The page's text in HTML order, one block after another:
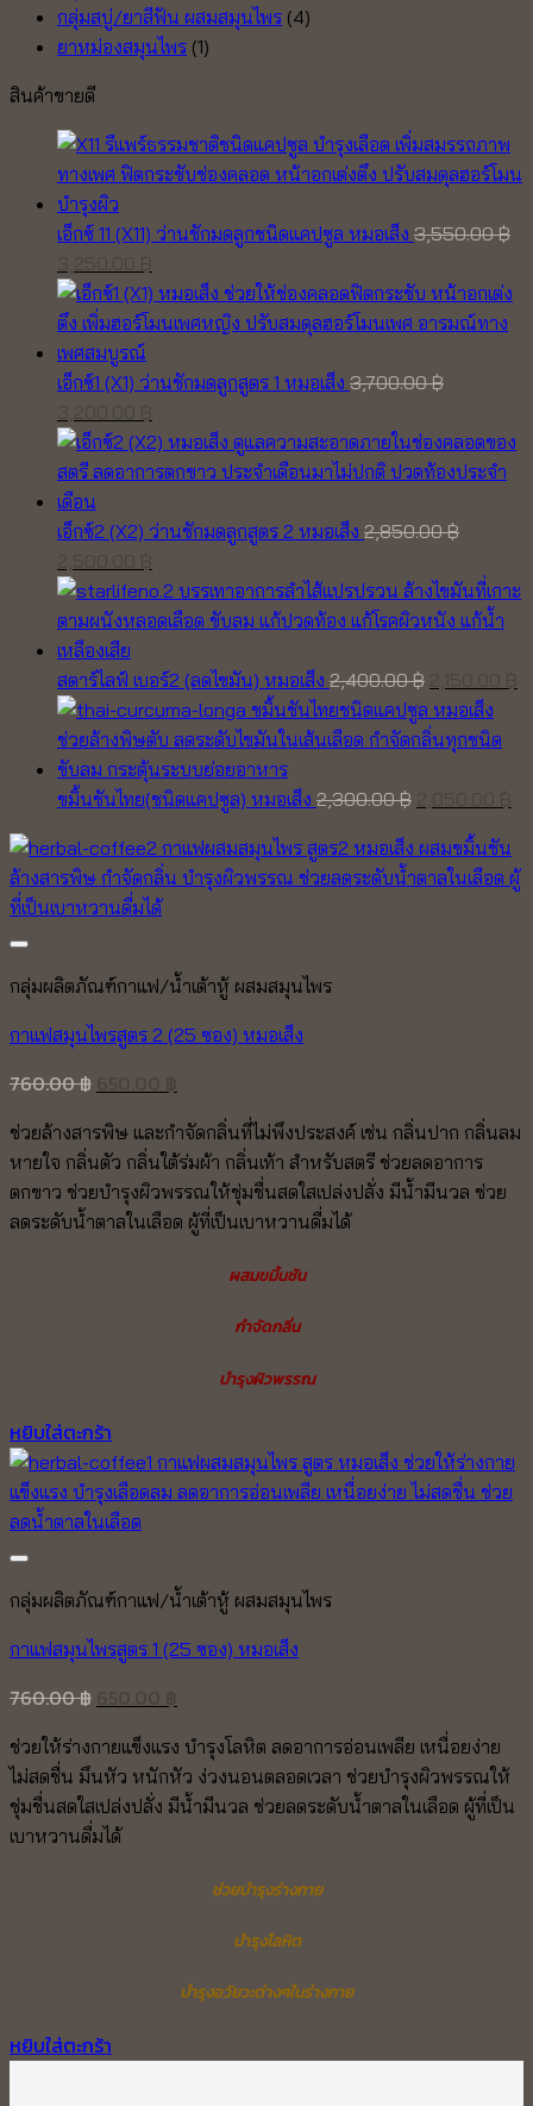
กลุ่มสบู่/ยาสีฟัน ผสมสมุนไพร (4)
ยาหม่องสมุนไพร (1)
สินค้าขายดี
เอ็กซ์ 11 (X11) ว่านชักมดลูกชนิดแคปซูล หมอเส็ง 3,550.00฿
price
was:
3,550.00 ฿.
price
is:
เอ็กซ์1 (X1) ว่านชักมดลูกสูตร 1 หมอเส็ง 3,700.00฿
price
was:
3,700.00 ฿.
price
is:
เอ็กซ์2 (X2) ว่านชักมดลูกสูตร 2 หมอเส็ง 2,850.00฿
price
was:
2,850.00 ฿.
price
is:
สตาร์ไลฟ์ เบอร์2 (ลดไขมัน) หมอเส็ง 2,400.00฿
price
was:
ขมิ้นชันไทย(ชนิดแคปซูล) หมอเส็ง 2,300.00฿
was:
2,300.00 ฿.
is:
กลุ่มผลิตภัณฑ์กาแฟ/น้ำเต้าหู้ ผสมสมุนไพร
กาแฟสมุนไพรสูตร 2 (25 ซอง) หมอเส็ง
760.00฿
was:
760.00 ฿.
is:
650.00 ฿.
ช่วยล้างสารพิษ และกำจัดกลิ่นที่ไม่พึงประสงค์ เช่น กลิ่นปาก กลิ่นลม
หายใจ กลิ่นตัว กลิ่นใต้ร่มผ้า กลิ่นเท้า สำหรับสตรี ช่วยลดอาการ
ตกขาว ช่วยบำรุงผิวพรรณให้ชุ่มชื่นสดใสเปล่งปลั่ง มีน้ำมีนวล ช่วย
ลดระดับน้ำตาลในเลือด ผู้ที่เป็นเบาหวานดื่มได้
ผสมขมิ้นชัน
กำจัดกลิ่น
บำรุงผิวพรรณ
หยิบใส่ตะกร้า
กลุ่มผลิตภัณฑ์กาแฟ/น้ำเต้าหู้ ผสมสมุนไพร
กาแฟสมุนไพรสูตร 1 (25 ซอง) หมอเส็ง
760.00฿
was:
760.00 ฿.
is:
650.00 ฿.
ช่วยให้ร่างกายแข็งแรง บำรุงโลหิต ลดอาการอ่อนเพลีย เหนื่อยง่าย
ไม่สดชื่น มึนหัว หนักหัว ง่วงนอนตลอดเวลา ช่วยบำรุงผิวพรรณให้
ชุ่มชื่นสดใสเปล่งปลั่ง มีน้ำมีนวล ช่วยลดระดับน้ำตาลในเลือด ผู้ที่เป็น
เบาหวานดื่มได้
ช่วยบำรุงร่างกาย
บำรุงโลหิต
บำรุงอวัยวะต่างๆในร่างกาย
หยิบใส่ตะกร้า